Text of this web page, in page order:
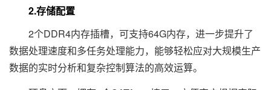
2.存储配置
2个DDR4内存插槽，可支持64G内存，进一步提升了
数据处理速度和多任务处理能力，能够轻松应对大规模生产
数据的实时分析和复杂控制算法的高效运算。